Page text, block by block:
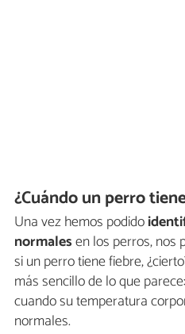
¿Cuándo un perro
Una vez hemos podido
normalesen los perros, nos
si un perro tiene fiebre,
más sencillo de lo que
cuando su temperatura
normales.